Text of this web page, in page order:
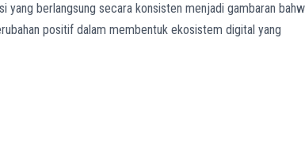
yang berlangsung secara konsisten menjadi gambaran
positif dalam membentuk ekosistem digital yang